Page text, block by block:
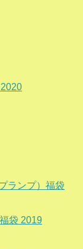
ランプ）福袋
袋 2019